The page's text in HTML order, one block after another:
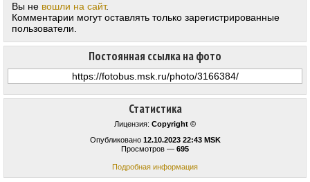
Статистика
Лицензия: Copyright ©
Опубликовано 12.10.2023 22:43 MSK
Просмотров — 695
Подробная информация
Постоянная ссылка на фото
Вы не вошли на сайт.
Комментарии могут оставлять только зарегистрированные
пользователи.